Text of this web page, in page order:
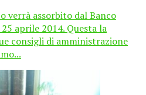
verrà assorbito dal Banco
aprile 2014. Questa la
consigli di amministrazione